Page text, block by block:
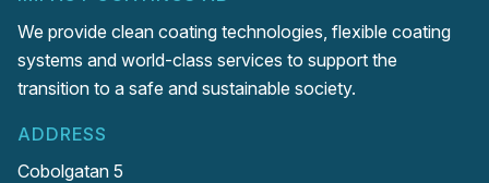
We provide clean coating technologies, flexible coating
systems and world-class services to support the
transition to a safe and sustainable society.
ADDRESS
Cobolgatan 5